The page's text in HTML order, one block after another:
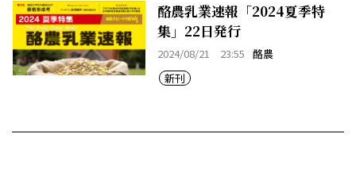
酪農乳業速報「2024夏季特
集」22日発行
2024/08/21 23:55 酪農
新刊